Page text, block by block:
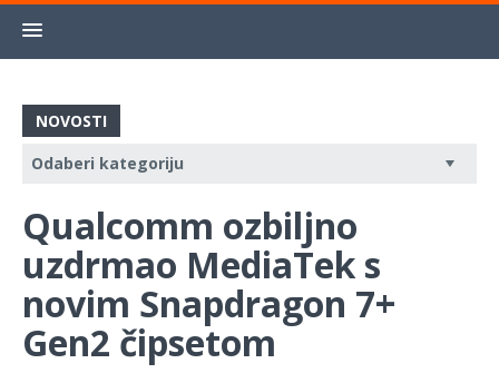
NOVOSTI
Qualcomm ozbiljno
uzdrmao MediaTek s
novim Snapdragon 7+
Gen2 čipsetom